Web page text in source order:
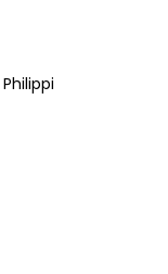
Philippi